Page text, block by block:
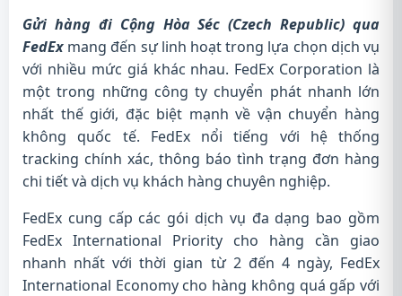
Gửi hàng đi Cộng Hòa Séc (Czech Republic) qua
FedEx mang đến sự linh hoạt trong lựa chọn dịch vụ
với nhiều mức giá khác nhau. FedEx Corporation là
một trong những công ty chuyển phát nhanh lớn
nhất thế giới, đặc biệt mạnh về vận chuyển hàng
không quốc tế. FedEx nổi tiếng với hệ thống
tracking chính xác, thông báo tình trạng đơn hàng
chi tiết và dịch vụ khách hàng chuyên nghiệp.
FedEx cung cấp các gói dịch vụ đa dạng bao gồm
FedEx International Priority cho hàng cần giao
nhanh nhất với thời gian từ 2 đến 4 ngày, FedEx
International Economy cho hàng không quá gấp với